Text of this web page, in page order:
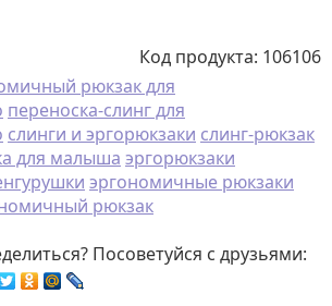
Код продукта: 106106
рюкзак для
переноска-слинг для
слинги и эргорюкзаки слинг-рюкзак
для малыша эргорюкзаки
эргономичные рюкзаки
рюкзак
Посоветуйся с друзьями: